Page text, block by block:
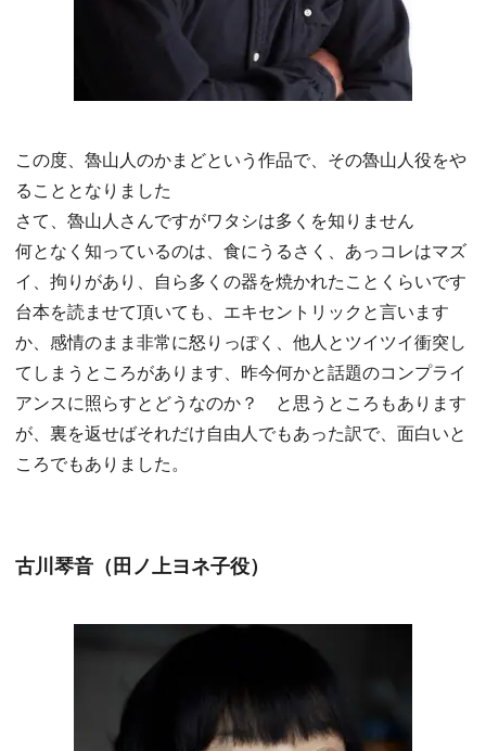
この度、魯山人のかまどという作品で、その魯山人役をや
ることとなりました
さて、魯山人さんですがワタシは多くを知りません
何となく知っているのは、食にうるさく、あっコレはマズ
イ、拘りがあり、自ら多くの器を焼かれたことくらいです
台本を読ませて頂いても、エキセントリックと言います
か、感情のまま非常に怒りっぽく、他人とツイツイ衝突し
てしまうところがあります、昨今何かと話題のコンプライ
アンスに照らすとどうなのか？ と思うところもあります
が、裏を返せばそれだけ自由人でもあった訳で、面白いと
ころでもありました。
古川琴音（田ノ上ヨネ子役）